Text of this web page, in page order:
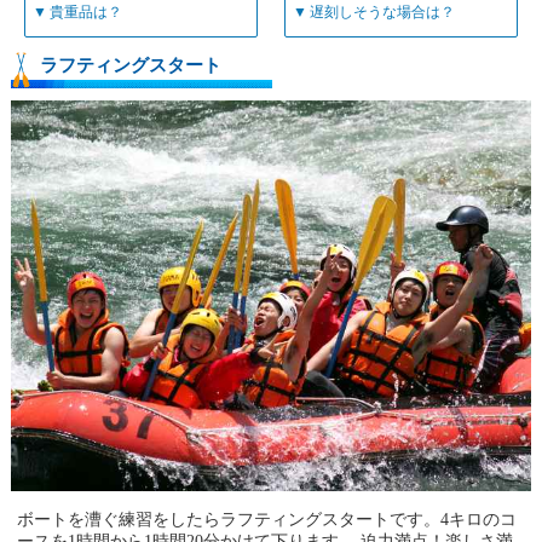
▼ 貴重品は？ ▼ 遅刻しそうな場合は？
ラフティングスタート
ボートを漕ぐ練習をしたらラフティングスタートです。4キロのコ